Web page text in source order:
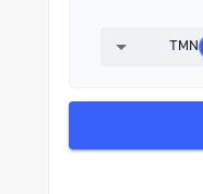
TMN